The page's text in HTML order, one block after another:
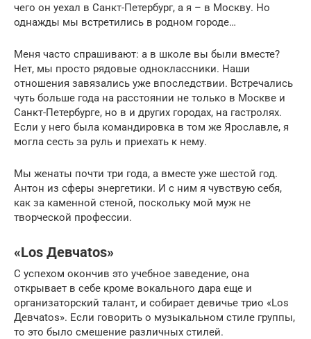
чего он уехал в Санкт-Петербург, а я – в Москву. Но
однажды мы встретились в родном городе…
Меня часто спрашивают: а в школе вы были вместе?
Нет, мы просто рядовые одноклассники. Наши
отношения завязались уже впоследствии. Встречались
чуть больше года на расстоянии не только в Москве и
Санкт-Петербурге, но в и других городах, на гастролях.
Если у него была командировка в том же Ярославле, я
могла сесть за руль и приехать к нему.
Мы женаты почти три года, а вместе уже шестой год.
Антон из сферы энергетики. И с ним я чувствую себя,
как за каменной стеной, поскольку мой муж не
творческой профессии.
«Los Девчаtos»
С успехом окончив это учебное заведение, она
открывает в себе кроме вокального дара еще и
организаторский талант, и собирает девичье трио «Los
Девчаtos». Если говорить о музыкальном стиле группы,
то это было смешение различных стилей.